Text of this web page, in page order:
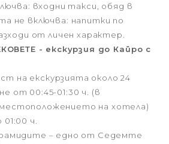
входни такси, обяд в
не включва: напитки по
от личен характер.
- екскурзия до Кайро с
на екскурзията около 24
от 00:45-01:30 ч. (в
на хотела)
ч.
– едно от Седемте